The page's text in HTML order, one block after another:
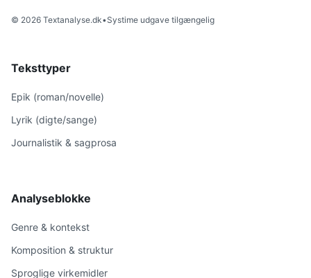
© 2026 Textanalyse.dk•Systime udgave tilgængelig
Teksttyper
Epik (roman/novelle)
Lyrik (digte/sange)
Journalistik & sagprosa
Analyseblokke
Genre & kontekst
Komposition & struktur
Sproglige virkemidler